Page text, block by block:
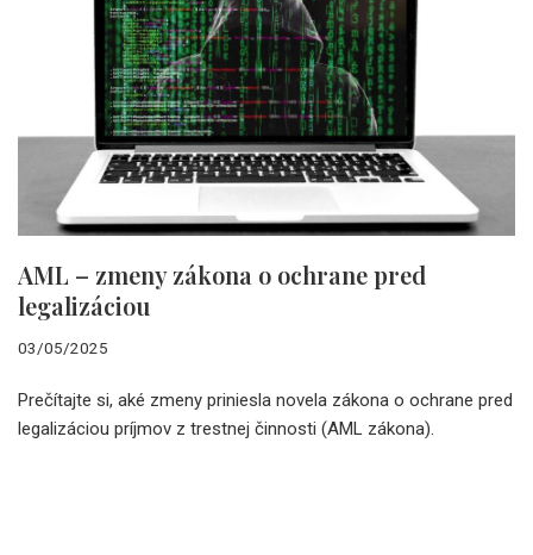
AML – zmeny zákona o ochrane pred
legalizáciou
03/05/2025
Prečítajte si, aké zmeny priniesla novela zákona o ochrane pred
legalizáciou príjmov z trestnej činnosti (AML zákona).